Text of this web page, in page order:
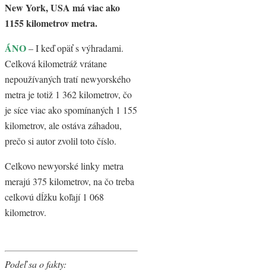
New York, USA má viac ako
1155 kilometrov metra.
ÁNO– I keď opäť s výhradami.
Celková kilometráž vrátane
nepoužívaných tratí newyorského
metra je totiž 1 362 kilometrov, čo
je síce viac ako spomínaných 1 155
kilometrov, ale ostáva záhadou,
prečo si autor zvolil toto číslo.
Celkovo newyorské linky metra
merajú 375 kilometrov, na čo treba
celkovú dĺžku koľají 1 068
kilometrov.
Podeľ sa o fakty: